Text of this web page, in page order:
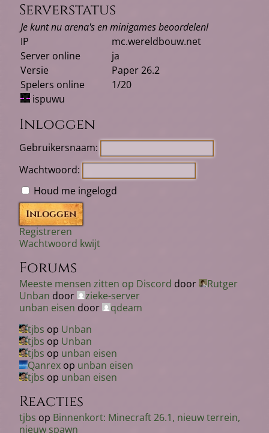
Serverstatus
Je kunt nu arena's en minigames beoordelen!
IP
mc.wereldbouw.net
Server online
ja
Versie
Paper 26.2
Spelers online
1/20
ispuwu
Inloggen
Gebruikersnaam:
Wachtwoord:
Houd me ingelogd
Inloggen
Registreren
Wachtwoord kwijt
Forums
Meeste mensen zitten op Discord door
Rutger
Unban door
zieke-server
unban eisen door
qdeam
tjbs op Unban
tjbs op Unban
tjbs op unban eisen
Qanrex op unban eisen
tjbs op unban eisen
Reacties
tjbs op Binnenkort: Minecraft 26.1, nieuw terrein,
nieuw spawn